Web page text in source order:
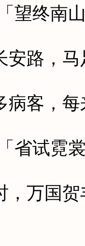
终南
路，马
客，每
试霓裳
万国贺